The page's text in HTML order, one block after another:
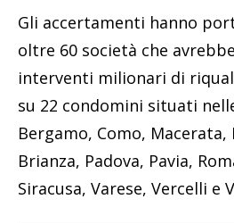
Gli accertamenti hanno
oltre 60 società che
interventi milionari di
su 22 condomini situati
Bergamo, Como, Macerata,
Brianza, Padova, Pavia,
Siracusa, Varese, Vercelli e